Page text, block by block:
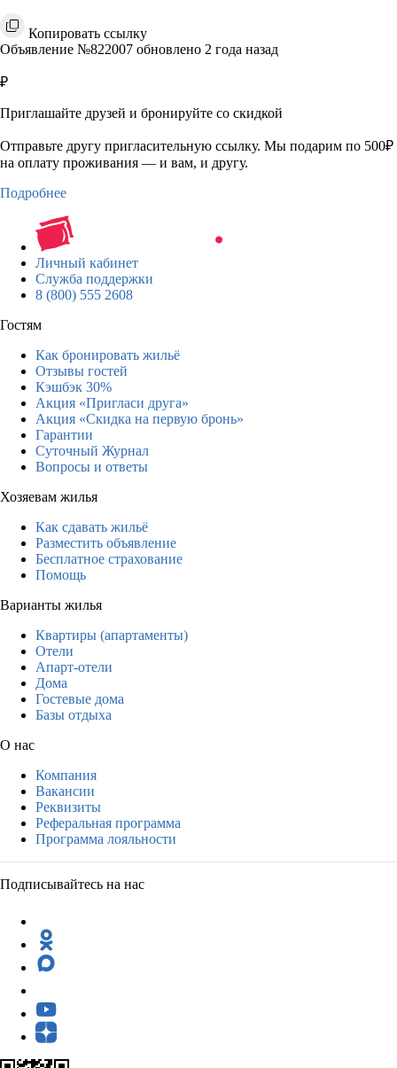
Копировать ссылку
Объявление №822007 обновлено 2 года назад
₽
Приглашайте друзей и бронируйте со скидкой
Отправьте другу пригласительную ссылку. Мы подарим по 500₽
на оплату проживания — и вам, и другу.
Подробнее
Личный кабинет
Служба поддержки
8 (800) 555 2608
Гостям
Как бронировать жильё
Отзывы гостей
Кэшбэк 30%
Акция «Пригласи друга»
Акция «Скидка на первую бронь»
Гарантии
Суточный Журнал
Вопросы и ответы
Хозяевам жилья
Как сдавать жильё
Разместить объявление
Бесплатное страхование
Помощь
Варианты жилья
Квартиры (апартаменты)
Отели
Апарт-отели
Дома
Гостевые дома
Базы отдыха
О нас
Компания
Вакансии
Реквизиты
Реферальная программа
Программа лояльности
Подписывайтесь на нас